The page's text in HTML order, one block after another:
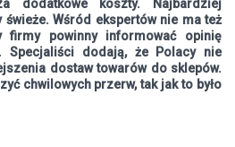
dodatkowe koszty. Najbardziej
Wśród ekspertów nie ma też
powinny informować opinię
Specjaliści dodają, że Polacy nie
dostaw towarów do sklepów.
chwilowych przerw, tak jak to było